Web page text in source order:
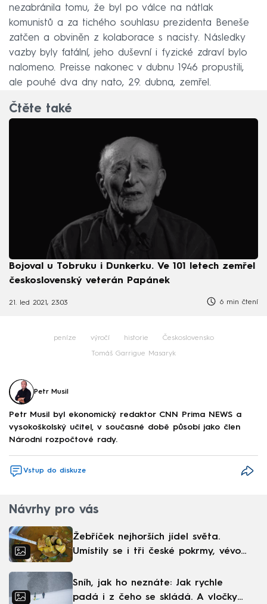
nezabránila tomu, že byl po válce na nátlak
komunistů a za tichého souhlasu prezidenta Beneše
zatčen a obviněn z kolaborace s nacisty. Následky
vazby byly fatální, jeho duševní i fyzické zdraví bylo
nalomeno. Preisse nakonec v dubnu 1946 propustili,
ale pouhé dva dny nato, 29. dubna, zemřel.
Čtěte také
Bojoval u Tobruku i Dunkerku. Ve 101 letech zemřel
československý veterán Papánek
21. led 2021, 23:03 6 min čtení
peníze výročí historie Československo
Tomáš Garrigue Masaryk
Petr Musil
Petr Musil byl ekonomický redaktor CNN Prima NEWS a
vysokoškolský učitel, v současné době působí jako člen
Národní rozpočtové rady.
Vstup do diskuze
Návrhy pro vás
Žebříček nejhorších jídel světa.
Umístily se i tři české pokrmy, vévodí
Sníh, jak ho neznáte: Jak rychle
padá i z čeho se skládá. A vločky